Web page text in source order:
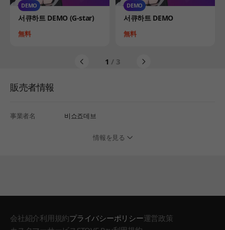
DEMO
Product
서큐하트 DEMO (G-star)
Price
無料
DEMO
Product
서큐하트 DEMO
Price
無料
1 / 3
販売者情報
事業者名 비쇼죠데브
情報を見る
会社紹介利用規約プライバシーポリシー運営政策